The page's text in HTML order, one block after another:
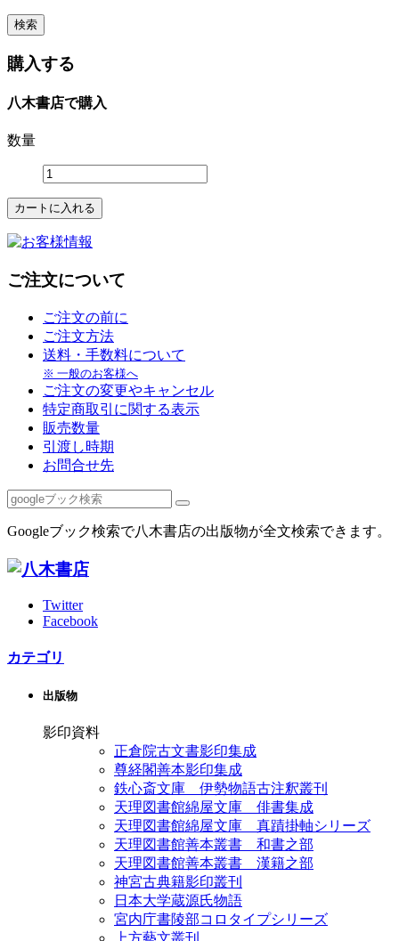
購入する
八木書店で購入
数量
ご注文について
ご注文の前に
ご注文方法
送料・手数料について
※ 一般のお客様へ
ご注文の変更やキャンセル
特定商取引に関する表示
販売数量
引渡し時期
お問合せ先
Googleブック検索で八木書店の出版物が全文検索できます。
Twitter
Facebook
カテゴリ
出版物
影印資料
正倉院古文書影印集成
尊経閣善本影印集成
鉄心斎文庫 伊勢物語古注釈叢刊
天理図書館綿屋文庫 俳書集成
天理図書館綿屋文庫 真蹟掛軸シリーズ
天理図書館善本叢書 和書之部
天理図書館善本叢書 漢籍之部
神宮古典籍影印叢刊
日本大学蔵源氏物語
宮内庁書陵部コロタイプシリーズ
上方藝文叢刊